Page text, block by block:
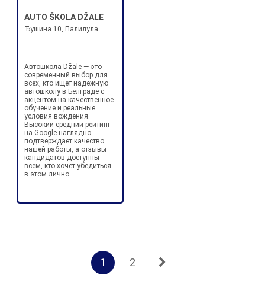
AUTO ŠKOLA DŽALE
Ђушина 10, Палилула
Автошкола Džale — это
современный выбор для
всех, кто ищет надежную
автошколу в Белграде с
акцентом на качественное
обучение и реальные
условия вождения.
Высокий средний рейтинг
на Google наглядно
подтверждает качество
нашей работы, а отзывы
кандидатов доступны
всем, кто хочет убедиться
в этом лично...
1 2